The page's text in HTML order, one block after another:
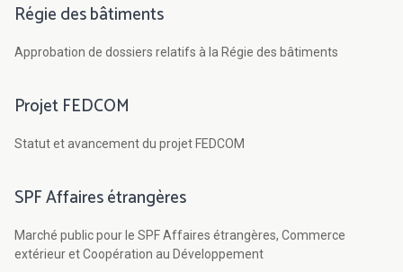
Régie des bâtiments
Approbation de dossiers relatifs à la Régie des bâtiments
Projet FEDCOM
Statut et avancement du projet FEDCOM
SPF Affaires étrangères
Marché public pour le SPF Affaires étrangères, Commerce
extérieur et Coopération au Développement